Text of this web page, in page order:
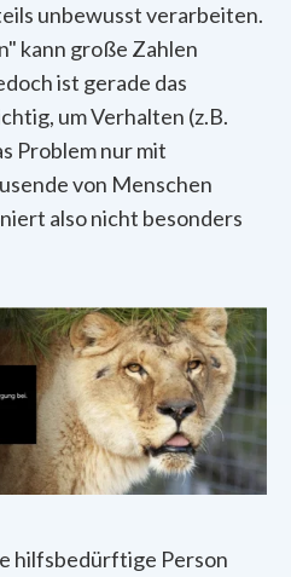
unbewusst verarbeiten.
kann große Zahlen
ist gerade das
um Verhalten (z.B.
Problem nur mit
von Menschen
also nicht besonders
hilfsbedürftige Person